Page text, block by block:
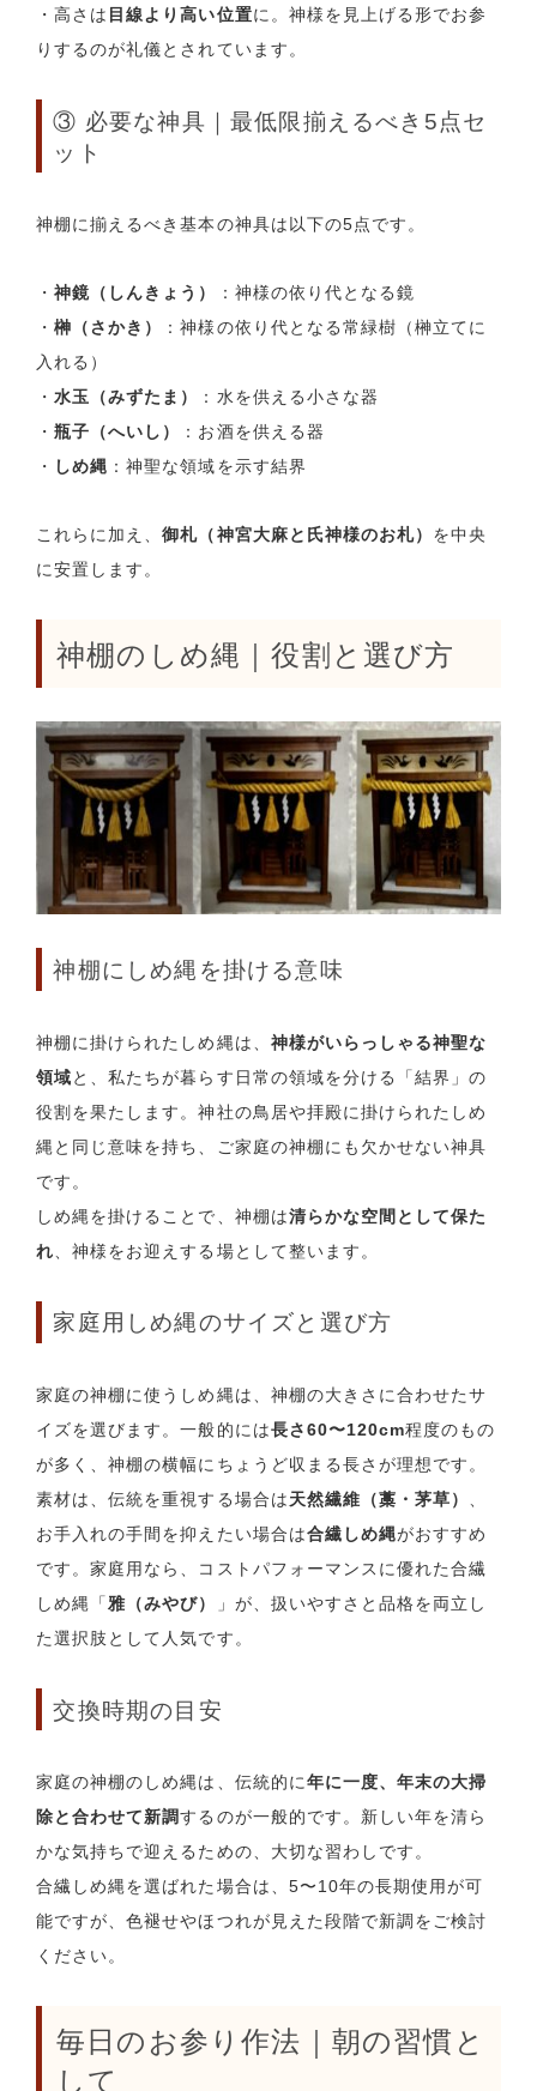
・高さは 目線より高い位置に。神様を見上げる形でお参
りするのが礼儀とされています。
③ 必要な神具｜最低限揃えるべき5点セ
ット
神棚に揃えるべき基本の神具は以下の5点です。
・神鏡（しんきょう）
：神様の依り代となる鏡
・榊（さかき）
：神様の依り代となる常緑樹（榊立てに
入れる）
・水玉（みずたま）
：水を供える小さな器
・瓶子（へいし）
：お酒を供える器
・ しめ縄 ：神聖な領域を示す結界
これらに加え、御札（神宮大麻と氏神様のお札） を中央
に安置します。
神棚のしめ縄｜役割と選び方
神棚にしめ縄を掛ける意味
神棚に掛けられたしめ縄は、 神様がいらっしゃる神聖な
領域と、私たちが暮らす日常の領域を分ける「結界」の
役割を果たします。神社の鳥居や拝殿に掛けられたしめ
縄と同じ意味を持ち、ご家庭の神棚にも欠かせない神具
です。
しめ縄を掛けることで、神棚は清らかな空間として保た
れ 、神様をお迎えする場として整います。
家庭用しめ縄のサイズと選び方
家庭の神棚に使うしめ縄は、神棚の大きさに合わせたサ
イズを選びます。一般的には長さ60〜120cm程度のもの
が多く、神棚の横幅にちょうど収まる長さが理想です。
素材は、伝統を重視する場合は天然繊維（藁・茅草）
お手入れの手間を抑えたい場合は合繊しめ縄がおすすめ
です。家庭用なら、コストパフォーマンスに優れた合繊
しめ縄「雅（みやび）
」が、扱いやすさと品格を両立し
た選択肢として人気です。
交換時期の目安
家庭の神棚のしめ縄は、伝統的に年に一度、年末の大掃
除と合わせて新調するのが一般的です。新しい年を清ら
かな気持ちで迎えるための、大切な習わしです。
合繊しめ縄を選ばれた場合は、5〜10年の長期使用が可
能ですが、色褪せやほつれが見えた段階で新調をご検討
ください。
毎日のお参り作法｜朝の習慣と
して